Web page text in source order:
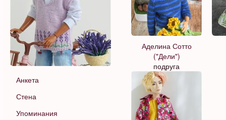
Анкета
Стена
Упоминания
Аделина Сотто
("Дели")
подруга